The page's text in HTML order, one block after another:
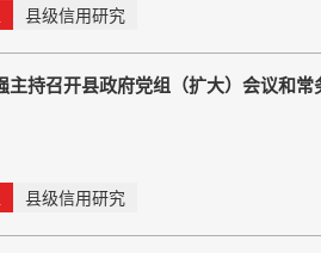
县级信用研究
主持召开县政府党组（扩大）会议和常
县级信用研究